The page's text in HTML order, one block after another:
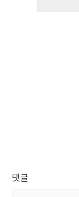
댓글